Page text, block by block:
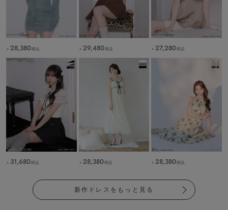
￥ 28,380税込 ￥ 29,480税込 ￥ 27,280税込
￥ 31,680税込 ￥ 28,380税込 ￥ 28,380税込
新作ドレスをもっと見る